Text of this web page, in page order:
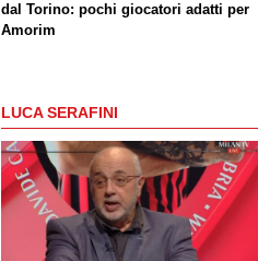
dal Torino: pochi giocatori adatti per
Amorim
LUCA SERAFINI